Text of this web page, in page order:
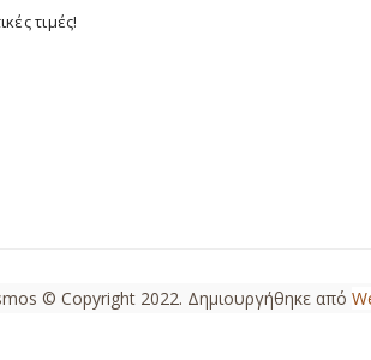
τιμές!
© Copyright 2022. Δημιουργήθηκε από